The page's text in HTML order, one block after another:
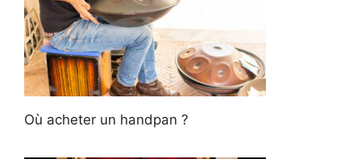
Où acheter un handpan ?